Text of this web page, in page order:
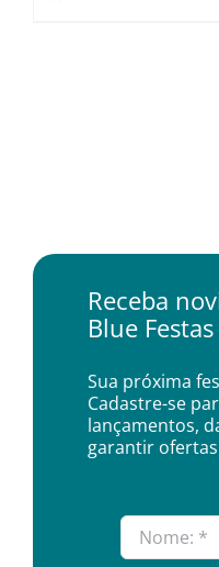
Receba
Blue Festas
Sua próxima
Cadastre-se
lançamentos,
garantir